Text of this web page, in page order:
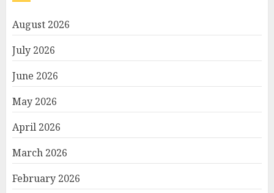
August 2026
July 2026
June 2026
May 2026
April 2026
March 2026
February 2026